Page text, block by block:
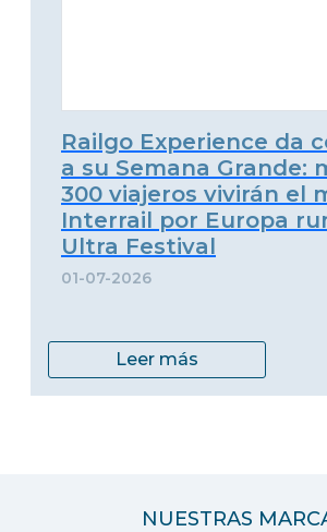
Railgo Experience da
a su Semana Grande:
300 viajeros vivirán el
Interrail por Europa
Ultra Festival
01-07-2026
Leer más
NUESTRAS